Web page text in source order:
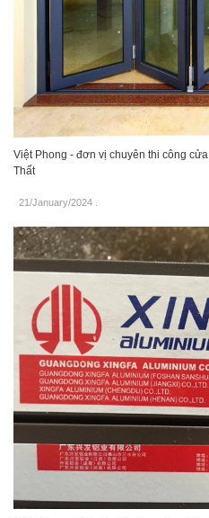
Việt Phong - đơn vị chuyên thi công
Thất
21/January/2024